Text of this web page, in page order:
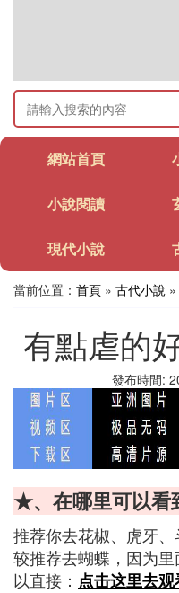
網站首頁
小說閱讀
現代小說
當前位置： 首頁 » 古代小說
有點虐的
發布時間:
★、在哪里可以看
推荐你去花椒、虎牙
较推荐去蝴蝶，因为
以直接： 点击这里去观